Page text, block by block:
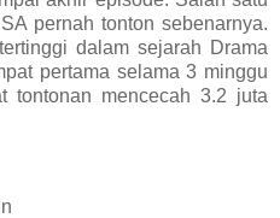
pernah tonton sebenarnya.
dalam sejarah Drama
pertama selama 3 minggu
tontonan mencecah 3.2 juta